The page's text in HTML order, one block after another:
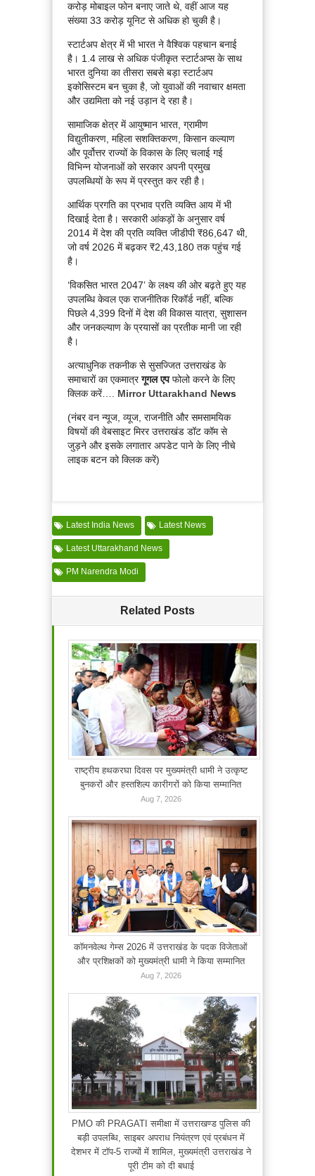
करोड़ मोबाइल फोन बनाए जाते थे, वहीं आज यह
संख्या 33 करोड़ यूनिट से अधिक हो चुकी है।
स्टार्टअप क्षेत्र में भी भारत ने वैश्विक पहचान बनाई
है। 1.4 लाख से अधिक पंजीकृत स्टार्टअप्स के साथ
भारत दुनिया का तीसरा सबसे बड़ा स्टार्टअप
इकोसिस्टम बन चुका है, जो युवाओं की नवाचार क्षमता
और उद्यमिता को नई उड़ान दे रहा है।
सामाजिक क्षेत्र में आयुष्मान भारत, ग्रामीण
विद्युतीकरण, महिला सशक्तिकरण, किसान कल्याण
और पूर्वोत्तर राज्यों के विकास के लिए चलाई गई
विभिन्न योजनाओं को सरकार अपनी प्रमुख
उपलब्धियों के रूप में प्रस्तुत कर रही है।
आर्थिक प्रगति का प्रभाव प्रति व्यक्ति आय में भी
दिखाई देता है। सरकारी आंकड़ों के अनुसार वर्ष
2014 में देश की प्रति व्यक्ति जीडीपी ₹86,647 थी,
जो वर्ष 2026 में बढ़कर ₹2,43,180 तक पहुंच गई
है।
‘विकसित भारत 2047’ के लक्ष्य की ओर बढ़ते हुए यह
उपलब्धि केवल एक राजनीतिक रिकॉर्ड नहीं, बल्कि
पिछले 4,399 दिनों में देश की विकास यात्रा, सुशासन
और जनकल्याण के प्रयासों का प्रतीक मानी जा रही
है।
अत्याधुनिक तकनीक से सुसज्जित उत्तराखंड के
समाचारों का एकमात्रगूगल एपफोलो करने के लिए
क्लिक करें…. Mirror Uttarakhand News
(नंबर वन न्यूज, व्यूज, राजनीति और समसामयिक
विषयों की वेबसाइट मिरर उत्तराखंड डॉट कॉम से
जुड़ने और इसके लगातार अपडेट पाने के लिए नीचे
लाइक बटन को क्लिक करें)
Latest India News Latest News
Latest Uttarakhand News
PM Narendra Modi
Related Posts
राष्ट्रीय हथकरघा दिवस पर मुख्यमंत्री धामी ने उत्कृष्ट
बुनकरों और हस्तशिल्प कारीगरों को किया सम्मानित
Aug 7, 2026
कॉमनवेल्थ गेम्स 2026 में उत्तराखंड के पदक विजेताओं
और प्रशिक्षकों को मुख्यमंत्री धामी ने किया सम्मानित
Aug 7, 2026
PMO की PRAGATI समीक्षा में उत्तराखण्ड पुलिस की
बड़ी उपलब्धि, साइबर अपराध नियंत्रण एवं प्रबंधन में
देशभर में टॉप-5 राज्यों में शामिल, मुख्यमंत्री उत्तराखंड ने
पूरी टीम को दी बधाई